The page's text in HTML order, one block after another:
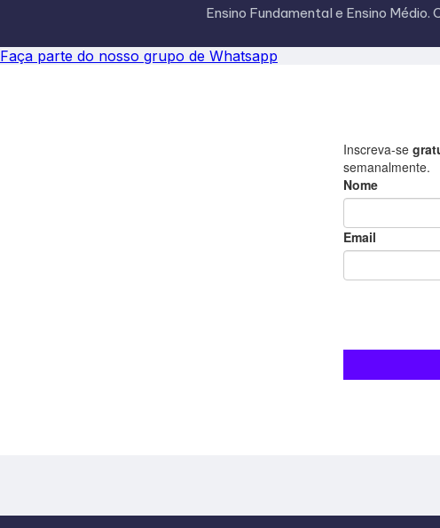
Ensino Fundamental e Ensino
Faça parte do nosso grupo de Whatsapp